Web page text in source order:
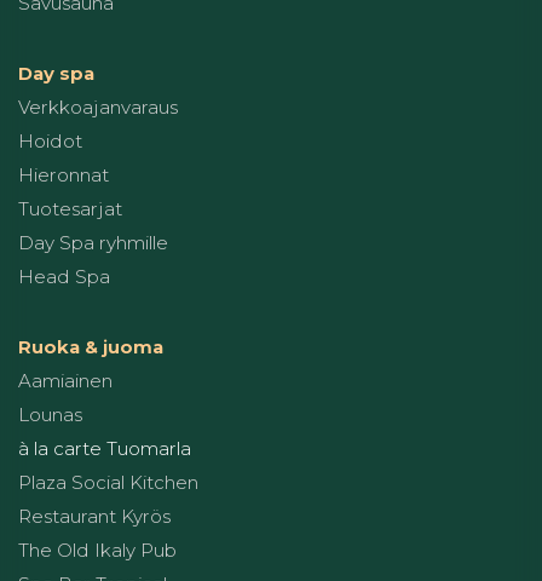
Day spa
Verkkoajanvaraus
Hoidot
Hieronnat
Tuotesarjat
Day Spa ryhmille
Head Spa
Ruoka & juoma
Aamiainen
Lounas
à la carte Tuomarla
Plaza Social Kitchen
Restaurant Kyrös
The Old Ikaly Pub